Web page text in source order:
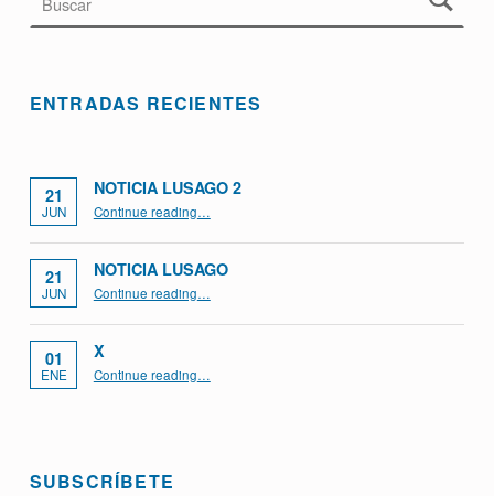
ENTRADAS RECIENTES
21
JUN
NOTICIA LUSAGO 2
Continue reading…
21
JUN
NOTICIA LUSAGO
Continue reading…
01
ENE
X
Continue reading…
SUBSCRÍBETE